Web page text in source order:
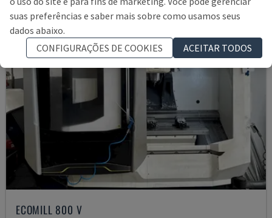
ECOMILL 800 V
suas preferências e saber mais sobre como usamos seus
dados abaixo.
CONFIGURAÇÕES DE COOKIES
ACEITAR TODOS